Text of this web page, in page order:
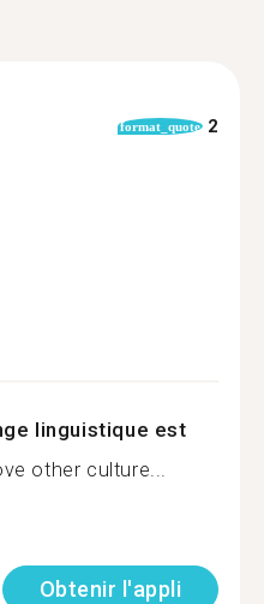
format_quote 2
linguistique est
other culture...
Obtenir l'appli